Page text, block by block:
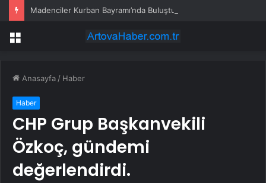
Madenciler Kurban Bayramı’nda Buluştu
Menü
Anasayfa / Haber
Haber
CHP Grup Başkanvekili
Özkoç, gündemi
değerlendirdi.